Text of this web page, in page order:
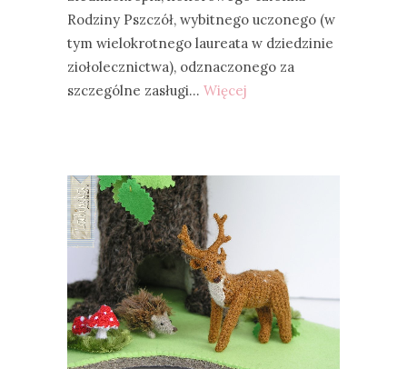
Rodziny Pszczół, wybitnego uczonego (w
tym wielokrotnego laureata w dziedzinie
ziołolecznictwa), odznaczonego za
szczególne zasługi… Więcej